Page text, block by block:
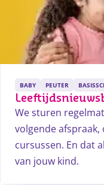
BABY PEUTER
We sturen
volgende
cursussen. En dat
van jouw kind.